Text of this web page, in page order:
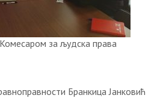
за људска права
Бранкица Јанковић